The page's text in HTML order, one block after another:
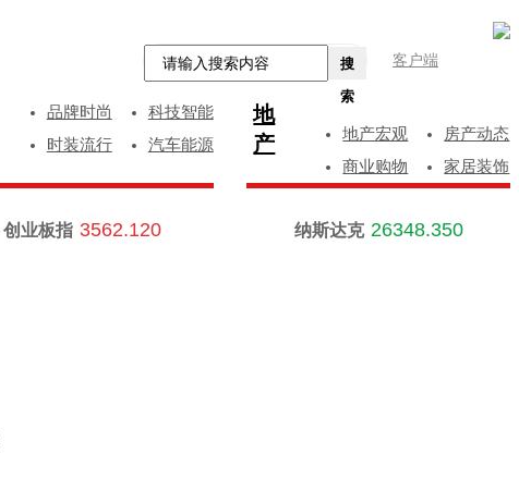
客户端
搜
索
品牌时尚
科技智能
时装流行
汽车能源
地
产
地产宏观
房产动态
商业购物
家居装饰
创业板指 3562.120 纳斯达克 26348.350